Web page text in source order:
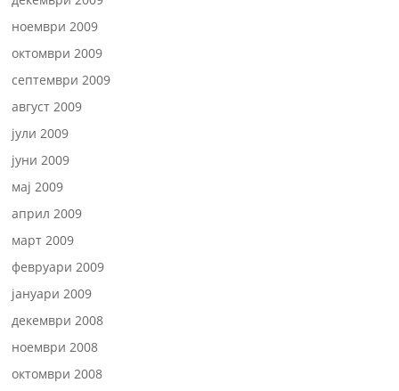
ноември 2009
октомври 2009
септември 2009
август 2009
јули 2009
јуни 2009
мај 2009
април 2009
март 2009
февруари 2009
јануари 2009
декември 2008
ноември 2008
октомври 2008